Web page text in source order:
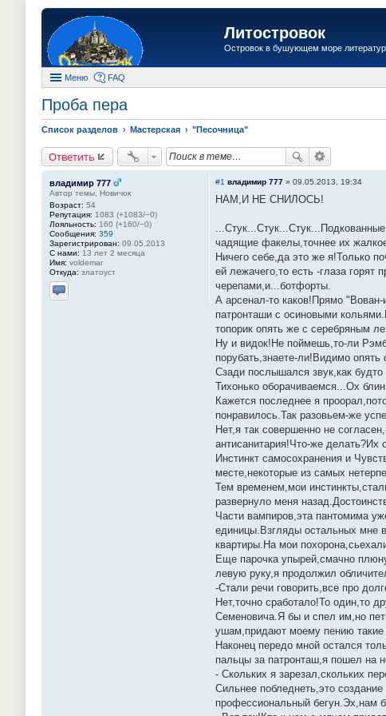
Литостровок
Островок в бушующем море
Меню FAQ
Проба пера
Список разделов Мастерская "Песочница"
Ответить
владимир 777
Автор темы, Новичок
Возраст: 54
Репутация: 1083 (+1083/−0)
Лояльность: 160 (+160/−0)
Сообщения: 359
Зарегистрирован: 09.05.2013
С нами: 13 лет 2 месяца
Имя: voldemar
Откуда: златоуст
Отправить личное сообщение
#1 владимир 777 » 09.05.2013, 19:34
НАМ,И НЕ СНИЛОСЬ!
чадящие факелы,точнее их
Ничего себе,да это же я!Только
ей лежачего,то есть -глаза
черепами,и...ботфорты.
А арсенал-то каков!Прямо
патронташи с осиновыми
топорик опять же с серебряным
Ну и видок!Не поймешь,то-ли
порубать,знаете-ли!Видимо опять
Сзади послышался звук,как будто
Тихонько оборачиваемся...Ох
Кажется последнее я
понравилось.Так разовьем-же
Нет,я так совершенно не
антисанитария!Что-же делать?Их
Инстинкт самосохранения и
месте,некоторые из самых
Тем временем,мои
развернуло меня
Части вампиров,эта пантомима
единицы.Взгляды остальных мне
квартиры.На мои
Еще парочка упырей,смачно
левую руку,я продолжил
-Стали речи говорить,все про
Нет,точно сработало!То один,то
Семеновича.Я бы и спел им,но
ушам,придают моему пению такие
Наконец передо мной остался
пальцы за патронташ,я пошел на
- Скольких я зарезал,скольких
Сильнее побледнеть,это
профессиональный бегун.Эх,нам